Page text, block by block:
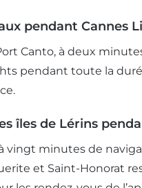
pendant Cannes
Canto, à deux
pendant toute la
îles de Lérins
vingt minutes de
et Saint-Honorat